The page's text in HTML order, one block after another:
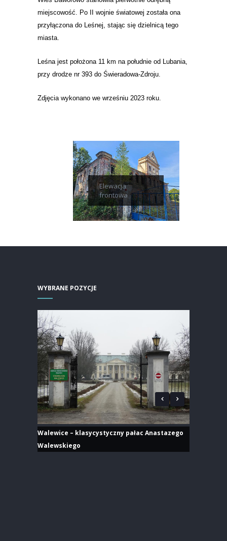
miejscowość. Po II wojnie światowej została ona
przyłączona do Leśnej, stając się dzielnicą tego
miasta.
Leśna jest położona 11 km na południe od Lubania,
przy drodze nr 393 do Świeradowa-Zdroju.
Zdjęcia wykonano we wrześniu 2023 roku.
Elewacja
frontowa
WYBRANE POZYCJE
Walewice – klasycystyczny pałac Anastazego
Walewskiego